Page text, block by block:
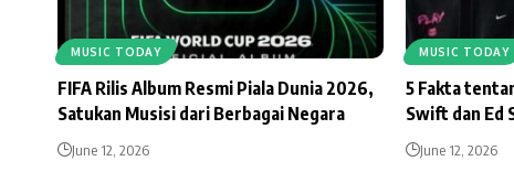
MUSIC TODAY
FIFA Rilis Album Resmi Piala Dunia 2026,
Satukan Musisi dari Berbagai Negara
June 12, 2026
MUSIC TODAY
5 Fakta
Swift dan Ed
June 12, 2026